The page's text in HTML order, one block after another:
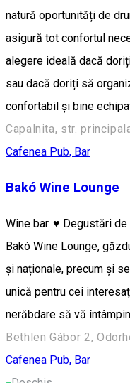
natură oportunități de
asigură tot confortul
alegere ideală dacă
sau dacă doriți să
confortabil și bine
Capalnita, str.
Cafenea Pub, Bar
Bakó Wine Lounge
Wine bar. ♥️ Degustări
Bakó Wine Lounge,
și naționale, precum și
unică pentru cei
nerăbdare să vă
Bethlen Gábor 2,
Cafenea Pub, Bar